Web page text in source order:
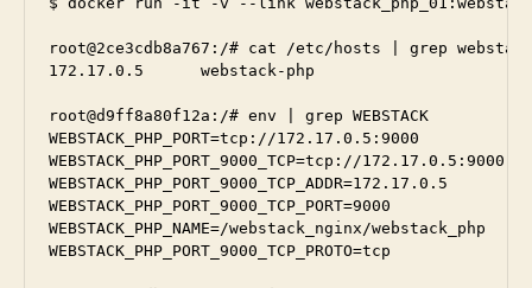
root@2ce3cdb8a767:/# cat /etc/hosts | grep webstack
172.17.0.5	webstack-php
root@d9ff8a80f12a:/# env | grep WEBSTACK
WEBSTACK_PHP_PORT=tcp://172.17.0.5:9000
WEBSTACK_PHP_PORT_9000_TCP=tcp://172.17.0.5:9000
WEBSTACK_PHP_PORT_9000_TCP_ADDR=172.17.0.5
WEBSTACK_PHP_PORT_9000_TCP_PORT=9000
WEBSTACK_PHP_NAME=/webstack_nginx/webstack_php
WEBSTACK_PHP_PORT_9000_TCP_PROTO=tcp